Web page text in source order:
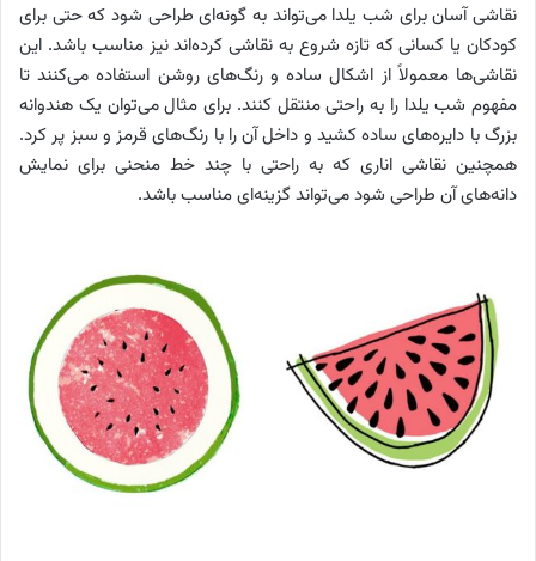
نقاشی آسان برای شب یلدا می‌تواند به گونه‌ای طراحی شود که حتی برای
کودکان یا کسانی که تازه شروع به نقاشی کرده‌اند نیز مناسب باشد. این
نقاشی‌ها معمولاً از اشکال ساده و رنگ‌های روشن استفاده می‌کنند تا
مفهوم شب یلدا را به راحتی منتقل کنند. برای مثال می‌توان یک هندوانه
بزرگ با دایره‌های ساده کشید و داخل آن را با رنگ‌های قرمز و سبز پر کرد.
همچنین نقاشی اناری که به راحتی با چند خط منحنی برای نمایش
دانه‌های آن طراحی شود می‌تواند گزینه‌ای مناسب باشد.